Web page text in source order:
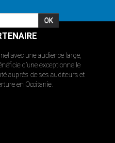
avec une audience large,
d’une exceptionnelle
auprès de ses auditeurs et
en Occitanie.